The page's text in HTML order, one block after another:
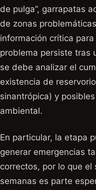
de pulga”, garrapatas
de zonas
información crítica
problema persiste tras
se debe analizar el
existencia de
sinantrópica) y
ambiental.
En particular, la etapa
generar emergencias
correctos, por lo que
semanas es parte